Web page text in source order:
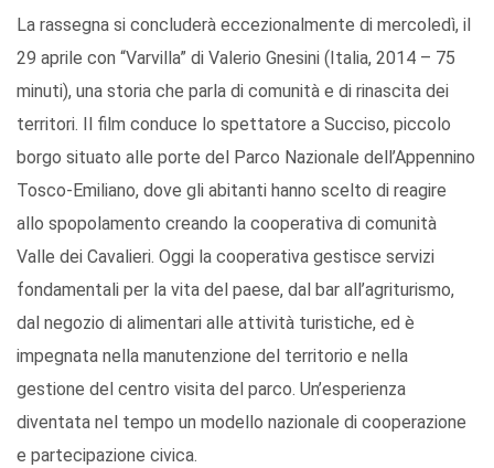
La rassegna si concluderà eccezionalmente di mercoledì, il
29 aprile con “Varvilla” di Valerio Gnesini (Italia, 2014 – 75
minuti), una storia che parla di comunità e di rinascita dei
territori. Il film conduce lo spettatore a Succiso, piccolo
borgo situato alle porte del Parco Nazionale dell’Appennino
Tosco-Emiliano, dove gli abitanti hanno scelto di reagire
allo spopolamento creando la cooperativa di comunità
Valle dei Cavalieri. Oggi la cooperativa gestisce servizi
fondamentali per la vita del paese, dal bar all’agriturismo,
dal negozio di alimentari alle attività turistiche, ed è
impegnata nella manutenzione del territorio e nella
gestione del centro visita del parco. Un’esperienza
diventata nel tempo un modello nazionale di cooperazione
e partecipazione civica.